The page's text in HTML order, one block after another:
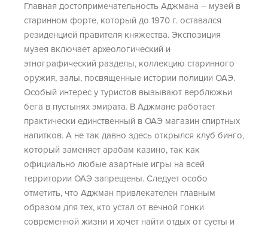
Главная достопримечательность Аджмана – музей в
старинном форте, который до 1970 г. оставался
резиденцией правителя княжества. Экспозиция
музея включает археологический и
этнографический разделы, коллекцию старинного
оружия, залы, посвященные истории полиции ОАЭ.
Особый интерес у туристов вызывают верблюжьи
бега в пустынях эмирата. В Аджмане работает
практически единственный в ОАЭ магазин спиртных
напитков. А не так давно здесь открылся клуб бинго,
который заменяет арабам казино, так как
официально любые азартные игры на всей
территории ОАЭ запрещены. Следует особо
отметить, что Аджман привлекателен главным
образом для тех, кто устал от вечной гонки
современной жизни и хочет найти отдых от суеты и